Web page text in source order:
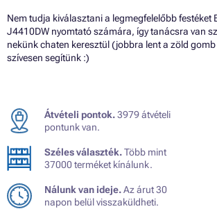
Nem tudja kiválasztani a legmegfelelőbb festéket
J4410DW nyomtató számára, így tanácsra van
nekünk chaten keresztül (jobbra lent a zöld gomb
szívesen segítünk :)
Átvételi pontok.3979 átvételi
pontunk van.
Széles választék.Több mint
37000 terméket kínálunk.
Nálunk van ideje.Az árut 30
napon belül visszaküldheti.